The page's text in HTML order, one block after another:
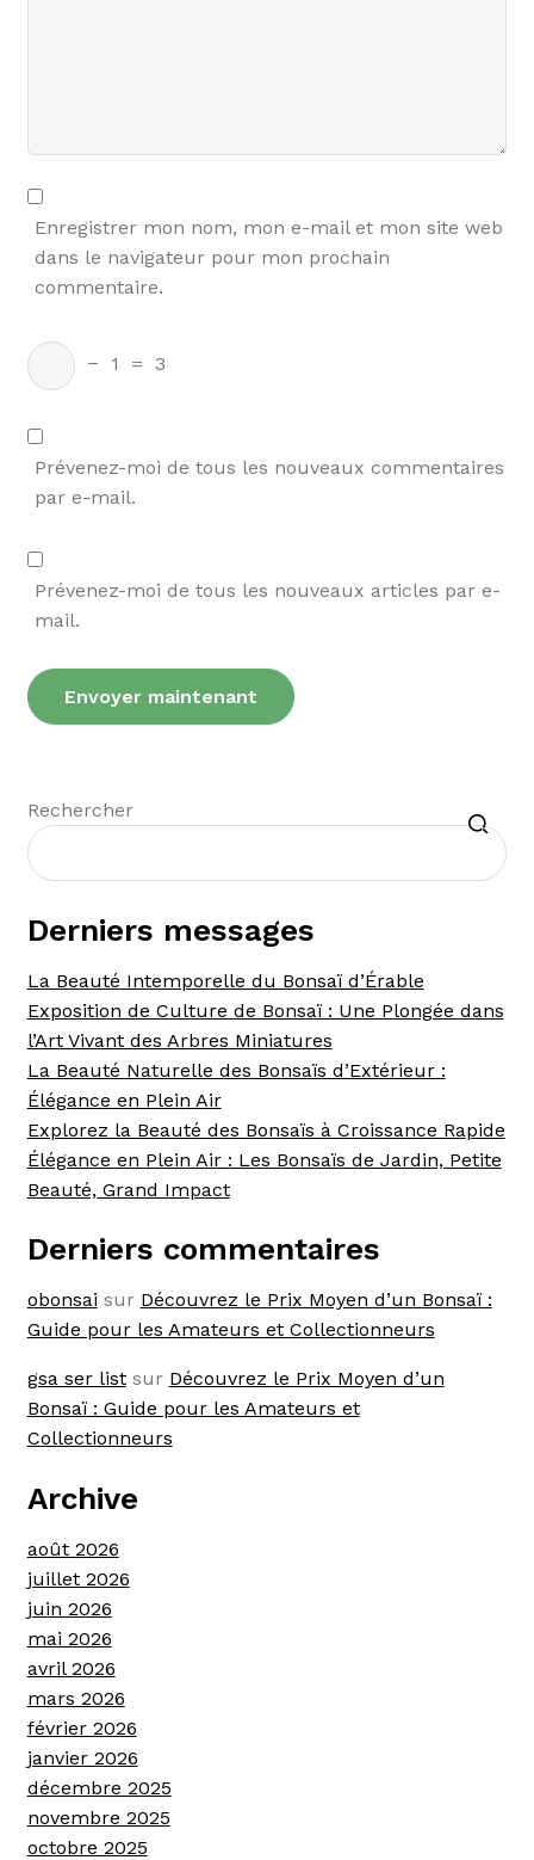
Enregistrer mon nom, mon e-mail et mon site web
dans le navigateur pour mon prochain
commentaire.
− 1 = 3
Prévenez-moi de tous les nouveaux commentaires
par e-mail.
Prévenez-moi de tous les nouveaux articles par e-
mail.
Rechercher
Recherche
Derniers messages
La Beauté Intemporelle du Bonsaï d’Érable
Exposition de Culture de Bonsaï : Une Plongée dans
l’Art Vivant des Arbres Miniatures
La Beauté Naturelle des Bonsaïs d’Extérieur :
Élégance en Plein Air
Explorez la Beauté des Bonsaïs à Croissance Rapide
Élégance en Plein Air : Les Bonsaïs de Jardin, Petite
Beauté, Grand Impact
Derniers commentaires
obonsai sur Découvrez le Prix Moyen d’un Bonsaï :
Guide pour les Amateurs et Collectionneurs
gsa ser listsur Découvrez le Prix Moyen d’un
Bonsaï : Guide pour les Amateurs et
Collectionneurs
Archive
août 2026
juillet 2026
juin 2026
mai 2026
avril 2026
mars 2026
février 2026
janvier 2026
décembre 2025
novembre 2025
octobre 2025